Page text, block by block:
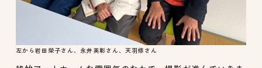
左から岩田榮子さん、永井英彰さん、天羽修さん